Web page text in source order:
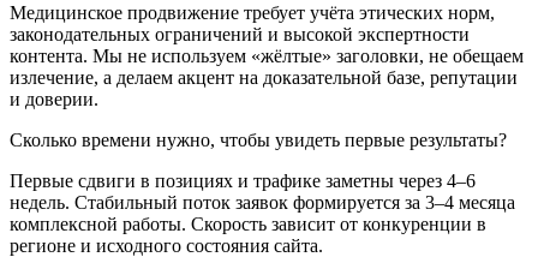
Медицинское продвижение требует учёта этических норм,
законодательных ограничений и высокой экспертности
контента. Мы не используем «жёлтые» заголовки, не обещаем
излечение, а делаем акцент на доказательной базе, репутации
и доверии.
Сколько времени нужно, чтобы увидеть первые результаты?
Первые сдвиги в позициях и трафике заметны через 4–6
недель. Стабильный поток заявок формируется за 3–4 месяца
комплексной работы. Скорость зависит от конкуренции в
регионе и исходного состояния сайта.